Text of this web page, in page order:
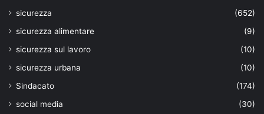
sicurezza
(652)
sicurezza alimentare
(9)
sicurezza sul lavoro
(10)
sicurezza urbana
(10)
Sindacato
(174)
social media
(30)